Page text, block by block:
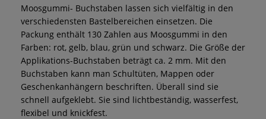
Moosgummi- Buchstaben lassen sich vielfältig in den
verschiedensten Bastelbereichen einsetzen. Die
Packung enthält 130 Zahlen aus Moosgummi in den
Farben: rot, gelb, blau, grün und schwarz. Die Größe der
Applikations-Buchstaben beträgt ca. 2 mm. Mit den
Buchstaben kann man Schultüten, Mappen oder
Geschenkanhängern beschriften. Überall sind sie
schnell aufgeklebt. Sie sind lichtbeständig, wasserfest,
flexibel und knickfest.